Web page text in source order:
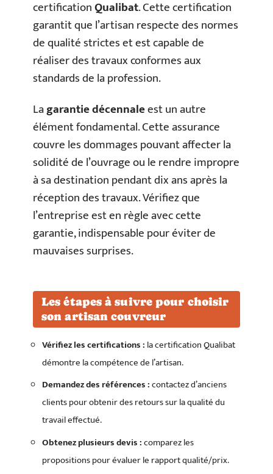
certificationQualibat. Cette certification
garantit que l’artisan respecte des normes
de qualité strictes et est capable de
réaliser des travaux conformes aux
standards de la profession.
Lagarantie décennaleest un autre
élément fondamental. Cette assurance
couvre les dommages pouvant affecter la
solidité de l’ouvrage ou le rendre impropre
à sa destination pendant dix ans après la
réception des travaux. Vérifiez que
l’entreprise est en règle avec cette
garantie, indispensable pour éviter de
mauvaises surprises.
Les étapes à suivre pour choisir
son artisan couvreur
Vérifiez les certifications : la certification Qualibat
démontre la compétence de l’artisan.
Demandez des références :contactez d’anciens
clients pour obtenir des retours sur la qualité du
travail effectué.
Obtenez plusieurs devis :comparez les
propositions pour évaluer le rapport qualité/prix.